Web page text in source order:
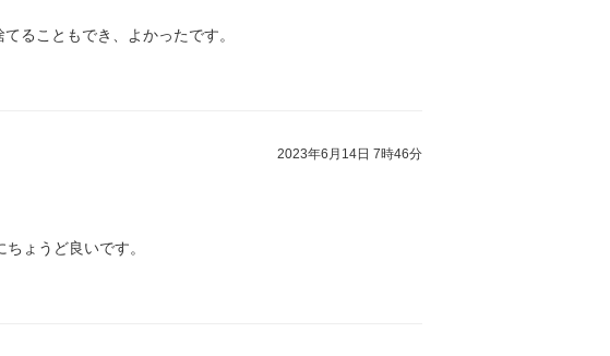
ることもでき、よかったです。
2023年6月14日 7時46分
ょうど良いです。